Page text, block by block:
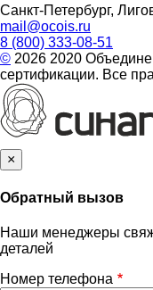
Санкт-Петербург,
mail@ocois.ru
8 (800) 333-08-51
© 2026 2020
сертификации. Все
×
Обратный вызов
Наши менеджеры
деталей
Номер телефона